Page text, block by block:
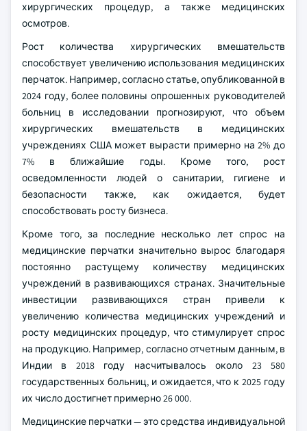
хирургических процедур, а также медицинских
осмотров.
Рост количества хирургических вмешательств
способствует увеличению использования медицинских
перчаток. Например, согласно статье, опубликованной в
2024 году, более половины опрошенных руководителей
больниц в исследовании прогнозируют, что объем
хирургических вмешательств в медицинских
учреждениях США может вырасти примерно на 2% до
7% в ближайшие годы. Кроме того, рост
осведомленности людей о санитарии, гигиене и
безопасности также, как ожидается, будет
способствовать росту бизнеса.
Кроме того, за последние несколько лет спрос на
медицинские перчатки значительно вырос благодаря
постоянно растущему количеству медицинских
учреждений в развивающихся странах. Значительные
инвестиции развивающихся стран привели к
увеличению количества медицинских учреждений и
росту медицинских процедур, что стимулирует спрос
на продукцию. Например, согласно отчетным данным, в
Индии в 2018 году насчитывалось около 23 580
государственных больниц, и ожидается, что к 2025 году
их число достигнет примерно 26 000.
Медицинские перчатки — это средства индивидуальной